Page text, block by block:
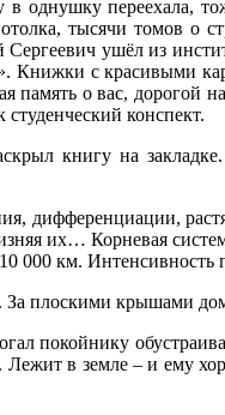
однушку переехала,
тысячи томов о
ушёл из
с красивыми
память о вас, дорогой
студенческий конспект.
книгу на
дифференциации,
их… Корневая
000 км.
За плоскими крышами
покойнику
Лежит в земле – и ему